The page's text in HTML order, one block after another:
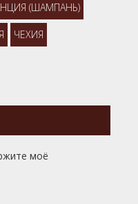
(ШАМПАНЬ)
ЧЕХИЯ
моё